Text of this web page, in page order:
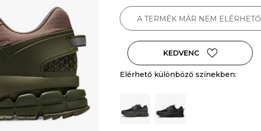
A TERMÉK MÁR NEM ELÉRHETŐ
KEDVENC
Elérhető különböző színekben: